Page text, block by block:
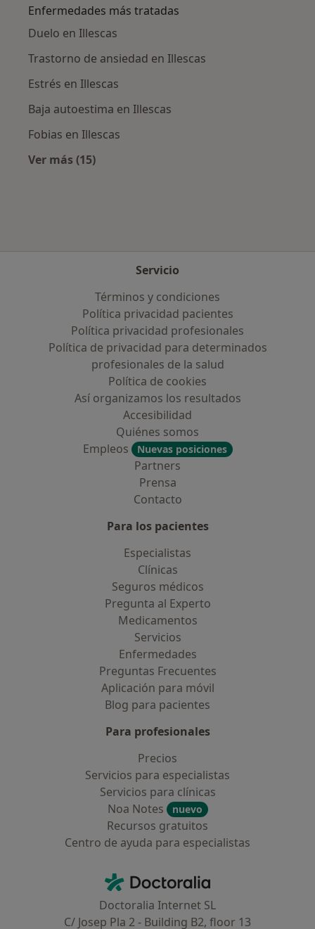
Enfermedades más tratadas
Duelo en Illescas
Trastorno de ansiedad en Illescas
Estrés en Illescas
Baja autoestima en Illescas
Fobias en Illescas
Ver más (15)
Servicio
Términos y condiciones
Política privacidad pacientes
Política privacidad profesionales
Política de privacidad para determinados
profesionales de la salud
Política de cookies
Así organizamos los resultados
Accesibilidad
Quiénes somos
Empleos
Nuevas posiciones
Partners
Prensa
Contacto
Para los pacientes
Especialistas
Clínicas
Seguros médicos
Pregunta al Experto
Medicamentos
Servicios
Enfermedades
Preguntas Frecuentes
Aplicación para móvil
Blog para pacientes
Para profesionales
Precios
Servicios para especialistas
Servicios para clínicas
Noa Notes
nuevo
Recursos gratuitos
Centro de ayuda para especialistas
Doctoralia - Página de inicio
Doctoralia Internet SL
C/ Josep Pla 2 - Building B2, floor 13